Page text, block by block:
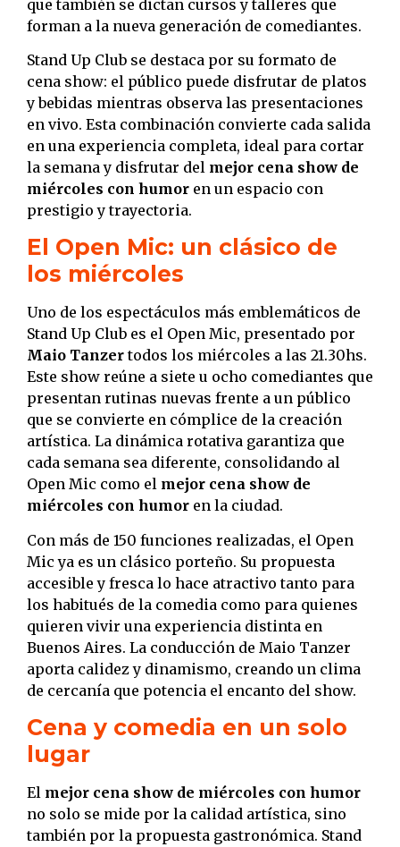
que también se dictan cursos y talleres que
forman a la nueva generación de comediantes.
Stand Up Club se destaca por su formato de
cena show: el público puede disfrutar de platos
y bebidas mientras observa las presentaciones
en vivo. Esta combinación convierte cada salida
en una experiencia completa, ideal para cortar
la semana y disfrutar del mejor cena show de
miércoles con humor en un espacio con
prestigio y trayectoria.
El Open Mic: un clásico de
los miércoles
Uno de los espectáculos más emblemáticos de
Stand Up Club es el Open Mic, presentado por
Maio Tanzertodos los miércoles a las 21.30hs.
Este show reúne a siete u ocho comediantes que
presentan rutinas nuevas frente a un público
que se convierte en cómplice de la creación
artística. La dinámica rotativa garantiza que
cada semana sea diferente, consolidando al
Open Mic como el mejor cena show de
miércoles con humor en la ciudad.
Con más de 150 funciones realizadas, el Open
Mic ya es un clásico porteño. Su propuesta
accesible y fresca lo hace atractivo tanto para
los habitués de la comedia como para quienes
quieren vivir una experiencia distinta en
Buenos Aires. La conducción de Maio Tanzer
aporta calidez y dinamismo, creando un clima
de cercanía que potencia el encanto del show.
Cena y comedia en un solo
lugar
El mejor cena show de miércoles con humor
no solo se mide por la calidad artística, sino
también por la propuesta gastronómica. Stand